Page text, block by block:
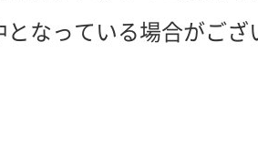
となっている場合がご